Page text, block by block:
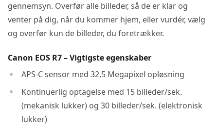
gennemsyn. Overfør alle billeder, så de er klar og
venter på dig, når du kommer hjem, eller vurdér, vælg
og overfør kun de billeder, du foretrækker.
Canon EOS R7 – Vigtigste egenskaber
APS-C sensor med 32,5 Megapixel opløsning
Kontinuerlig optagelse med 15 billeder/sek.
(mekanisk lukker) og 30 billeder/sek. (elektronisk
lukker)